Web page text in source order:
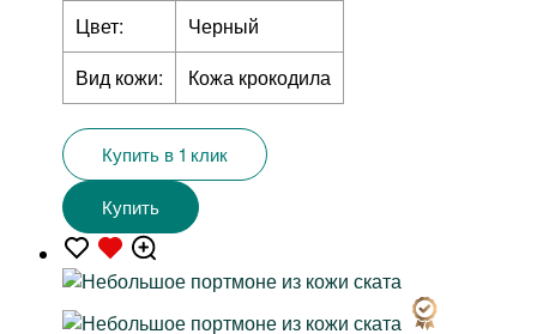
Цвет:
Черный
Вид кожи:
Кожа крокодила
Купить в 1 клик
Купить